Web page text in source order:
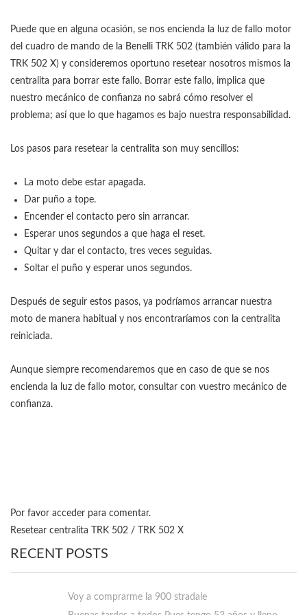
Puede que en alguna ocasión, se nos encienda la luz de fallo motor
del cuadro de mando de la Benelli TRK 502 (también válido para la
TRK 502 X) y consideremos oportuno resetear nosotros mismos la
centralita para borrar este fallo. Borrar este fallo, implica que
nuestro mecánico de confianza no sabrá cómo resolver el
problema; así que lo que hagamos es bajo nuestra responsabilidad.
Los pasos para resetear la centralita son muy sencillos:
La moto debe estar apagada.
Dar puño a tope.
Encender el contacto pero sin arrancar.
Esperar unos segundos a que haga el reset.
Quitar y dar el contacto, tres veces seguidas.
Soltar el puño y esperar unos segundos.
Después de seguir estos pasos, ya podríamos arrancar nuestra
moto de manera habitual y nos encontraríamos con la centralita
reiniciada.
Aunque siempre recomendaremos que en caso de que se nos
encienda la luz de fallo motor, consultar con vuestro mecánico de
confianza.
Por favor acceder para comentar.
Resetear centralita TRK 502 / TRK 502 X
RECENT POSTS
Voy a comprarme la 900 stradale